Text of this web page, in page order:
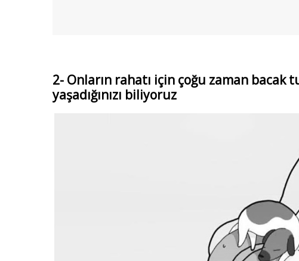
2- Onların rahatı için çoğu zaman bacak
yaşadığınızı biliyoruz